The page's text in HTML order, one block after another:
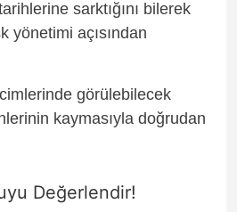
sarktığını bilerek
yönetimi açısından
görülebilecek
kaymasıyla doğrudan
Değerlendir!